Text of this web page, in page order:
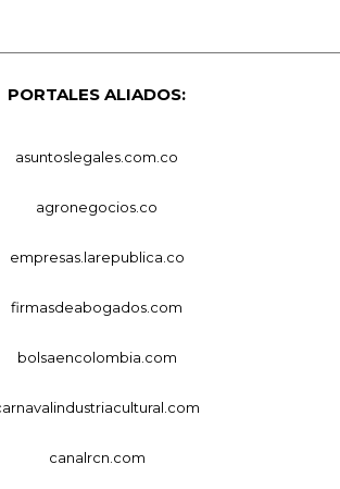
PORTALES ALIADOS:
asuntoslegales.com.co
agronegocios.co
empresas.larepublica.co
firmasdeabogados.com
bolsaencolombia.com
canalrcn.com